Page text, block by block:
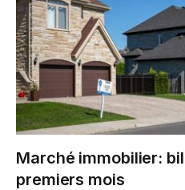
Marché immobilier:
premiers mois